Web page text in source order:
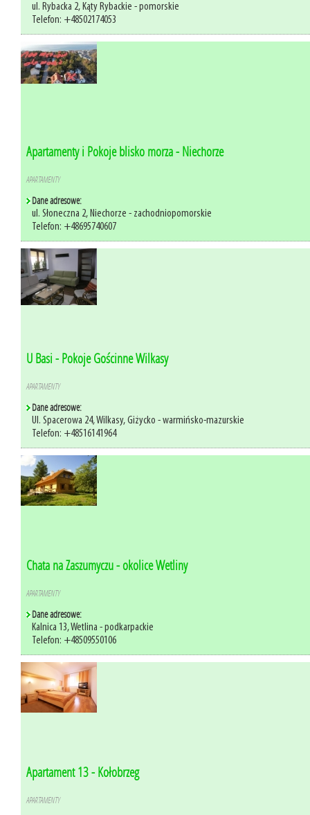
ul. Rybacka 2, Kąty Rybackie - pomorskie
Telefon: +48502174053
Apartamenty i Pokoje blisko morza - Niechorze
APARTAMENTY
Dane adresowe:
ul. Słoneczna 2, Niechorze - zachodniopomorskie
Telefon: +48695740607
U Basi - Pokoje Gościnne Wilkasy
APARTAMENTY
Dane adresowe:
Ul. Spacerowa 24, Wilkasy, Giżycko - warmińsko-mazurskie
Telefon: +48516141964
Chata na Zaszumyczu - okolice Wetliny
APARTAMENTY
Dane adresowe:
Kalnica 13, Wetlina - podkarpackie
Telefon: +48509550106
Apartament 13 - Kołobrzeg
APARTAMENTY